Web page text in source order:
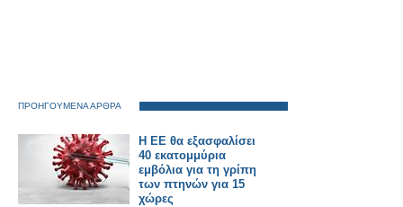
ΠΡΟΗΓΟΥΜΕΝΑ ΑΡΘΡΑ
Η ΕΕ θα εξασφαλίσει
40 εκατομμύρια
εμβόλια για τη γρίπη
των πτηνών για 15
χώρες